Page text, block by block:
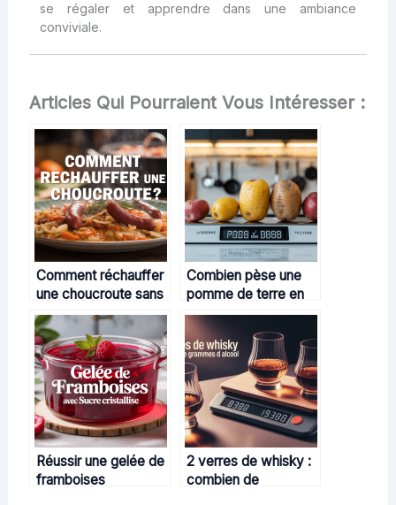
se régaler et apprendre dans une ambiance
conviviale.
Articles Qui Pourraient Vous Intéresser :
Comment réchauffer
une choucroute sans
la dessécher
Combien pèse une
pomme de terre en
cuisine et pourquoi
ce poids importe
Réussir une gelée de
framboises
2 verres de whisky :
combien de